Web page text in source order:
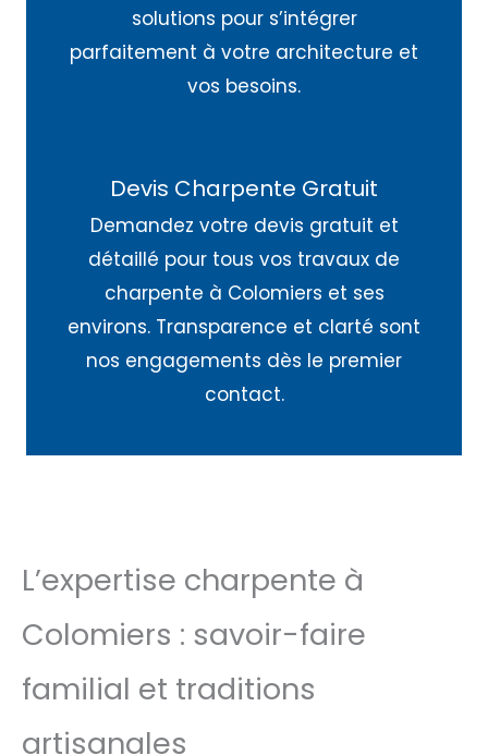
solutions pour s’intégrer
parfaitement à votre architecture et
vos besoins.
Devis Charpente Gratuit
Demandez votre devis gratuit et
détaillé pour tous vos travaux de
charpente à Colomiers et ses
environs. Transparence et clarté sont
nos engagements dès le premier
contact.
L’expertise charpente à
Colomiers : savoir-faire
familial et traditions
artisanales